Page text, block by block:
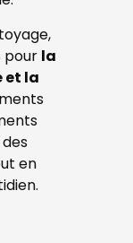
pour la
et la
en